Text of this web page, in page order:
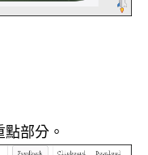
部分。